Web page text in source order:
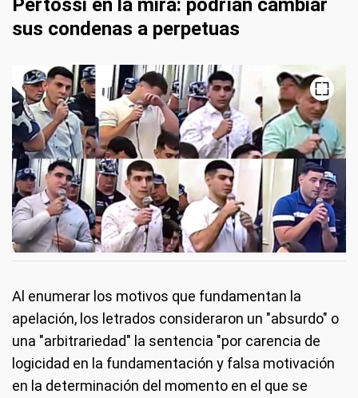
Pertossi en la mira: podrían cambiar
sus condenas a perpetuas
Al enumerar los motivos que fundamentan la
apelación, los letrados consideraron un "absurdo" o
una "arbitrariedad" la sentencia "por carencia de
logicidad en la fundamentación y falsa motivación
en la determinación del momento en el que se